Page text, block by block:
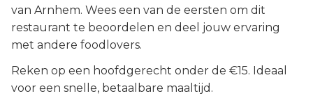
van Arnhem. Wees een van de eersten om dit
restaurant te beoordelen en deel jouw ervaring
met andere foodlovers.
Reken op een hoofdgerecht onder de €15. Ideaal
voor een snelle, betaalbare maaltijd.